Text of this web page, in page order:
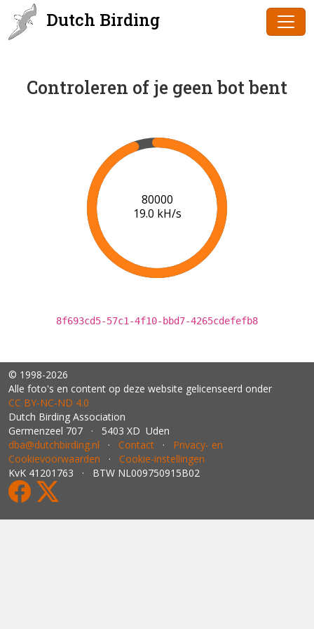
Dutch Birding
Controleren of je geen bot bent
82000
18.8 kH/s
8f693cd5-57c1-4f10-bbd7-4265cdefefb8
© 1998-2026
Alle foto's en content op deze website gelicenseerd onder
CC BY‑NC‑ND 4.0
Dutch Birding Association
Germenzeel 707 · 5403 XD Uden
dba@dutchbirding.nl · Contact · Privacy- en
Cookievoorwaarden · Cookie-instellingen
KvK 41201763 · BTW NL009750915B02